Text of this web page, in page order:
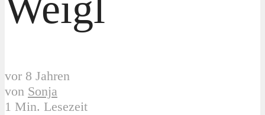
vor 8 Jahren
von Sonja
1 Min. Lesezeit